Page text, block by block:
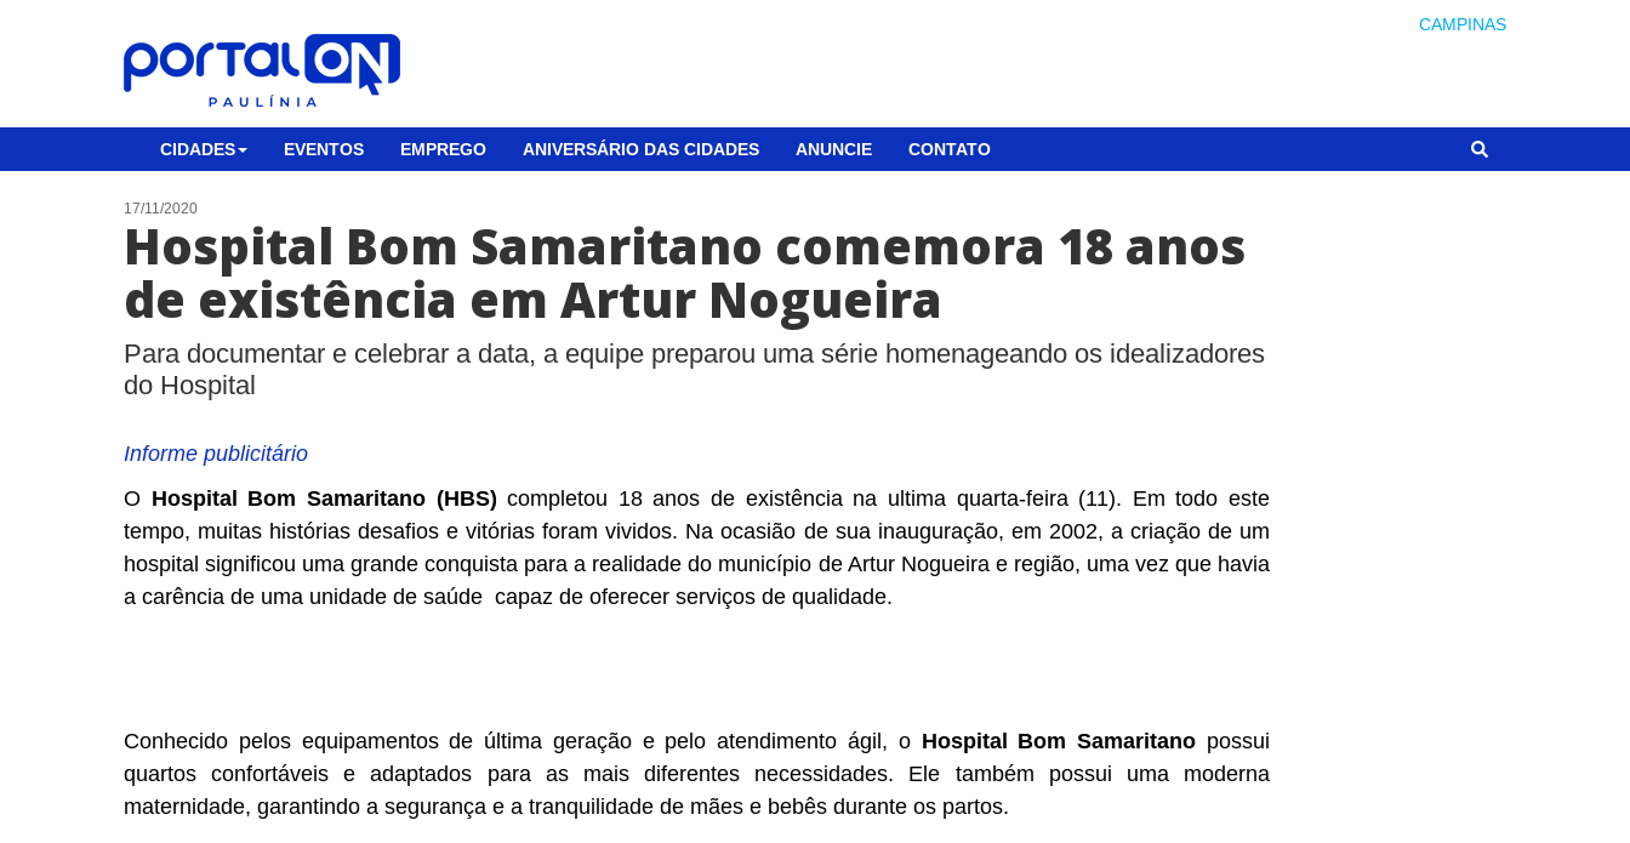
CAMPINAS
CIDADES EVENTOS EMPREGO ANIVERSÁRIO DAS CIDADES ANUNCIE CONTATO
17/11/2020
Hospital Bom Samaritano comemora 18 anos
de existência em Artur Nogueira
Para documentar e celebrar a data, a equipe preparou uma série homenageando os idealizadores
do Hospital
Informe publicitário
O Hospital Bom Samaritano (HBS) completou 18 anos de existência na ultima quarta-feira (11). Em todo este
tempo, muitas histórias desafios e vitórias foram vividos. Na ocasião de sua inauguração, em 2002, a criação de um
hospital significou uma grande conquista para a realidade do município de Artur Nogueira e região, uma vez que havia
a carência de uma unidade de saúde capaz de oferecer serviços de qualidade.
Conhecido pelos equipamentos de última geração e pelo atendimento ágil, o Hospital Bom Samaritano possui
quartos confortáveis e adaptados para as mais diferentes necessidades. Ele também possui uma moderna
maternidade, garantindo a segurança e a tranquilidade de mães e bebês durante os partos.